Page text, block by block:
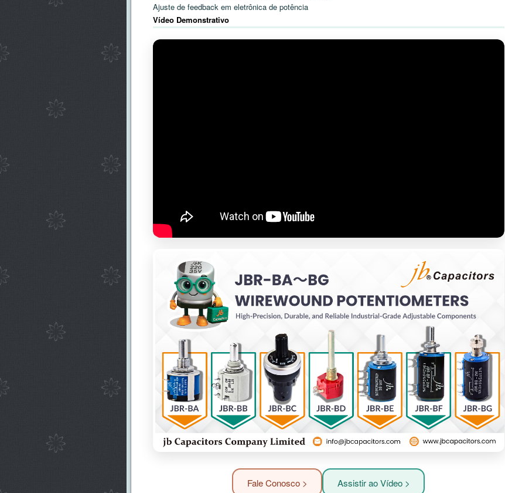
Ajuste de feedback em eletrônica de potência
Vídeo Demonstrativo
Fale Conosco > Assistir ao Vídeo >